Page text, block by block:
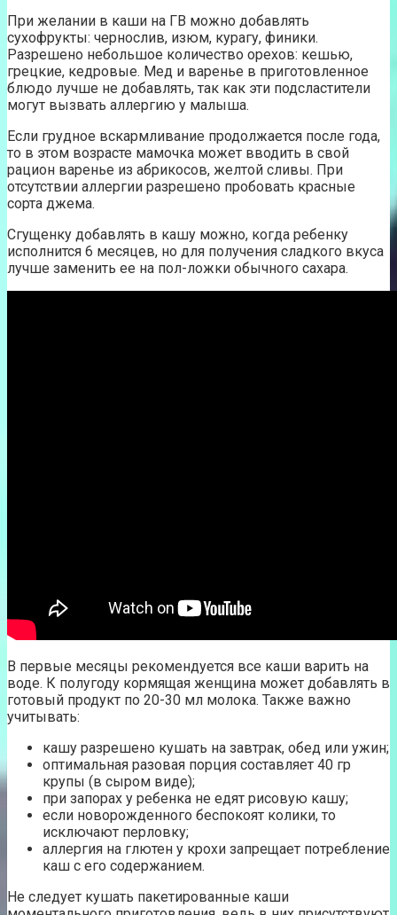
При желании в каши на ГВ можно добавлять
сухофрукты: чернослив, изюм, курагу, финики.
Разрешено небольшое количество орехов: кешью,
грецкие, кедровые. Мед и варенье в приготовленное
блюдо лучше не добавлять, так как эти подсластители
могут вызвать аллергию у малыша.
Если грудное вскармливание продолжается после года,
то в этом возрасте мамочка может вводить в свой
рацион варенье из абрикосов, желтой сливы. При
отсутствии аллергии разрешено пробовать красные
сорта джема.
Сгущенку добавлять в кашу можно, когда ребенку
исполнится 6 месяцев, но для получения сладкого вкуса
лучше заменить ее на пол-ложки обычного сахара.
В первые месяцы рекомендуется все каши варить на
воде. К полугоду кормящая женщина может добавлять в
готовый продукт по 20-30 мл молока. Также важно
учитывать:
кашу разрешено кушать на завтрак, обед или ужин;
оптимальная разовая порция составляет 40 гр
крупы (в сыром виде);
при запорах у ребенка не едят рисовую кашу;
если новорожденного беспокоят колики, то
исключают перловку;
аллергия на глютен у крохи запрещает потребление
каш с его содержанием.
Не следует кушать пакетированные каши